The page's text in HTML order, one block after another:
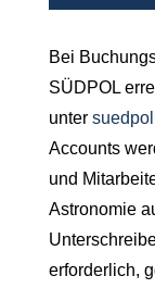
Bei
SÜDPOL
unter
Accounts
und
Astronomie
erforderlich,